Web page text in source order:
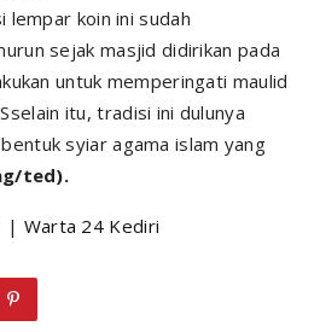
lempar koin ini sudah
sejak masjid didirikan pada
untuk memperingati maulid
itu, tradisi ini dulunya
syiar agama islam yang
ted).
| Warta 24 Kediri